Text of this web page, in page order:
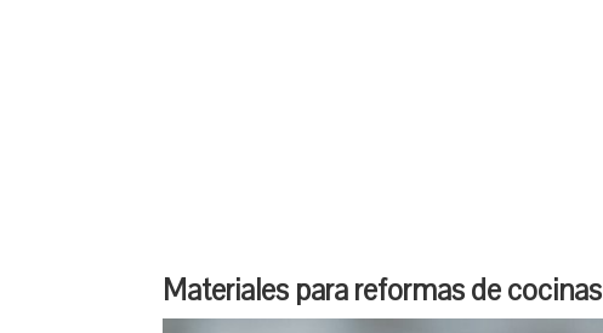
Materiales para reformas de cocinas